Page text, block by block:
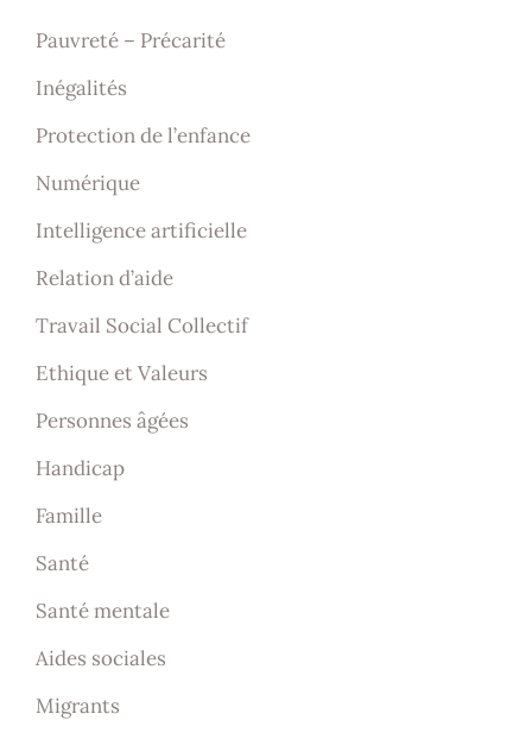
Pauvreté – Précarité
Inégalités
Protection de l’enfance
Numérique
Intelligence artificielle
Relation d’aide
Travail Social Collectif
Ethique et Valeurs
Personnes âgées
Handicap
Famille
Santé
Santé mentale
Aides sociales
Migrants